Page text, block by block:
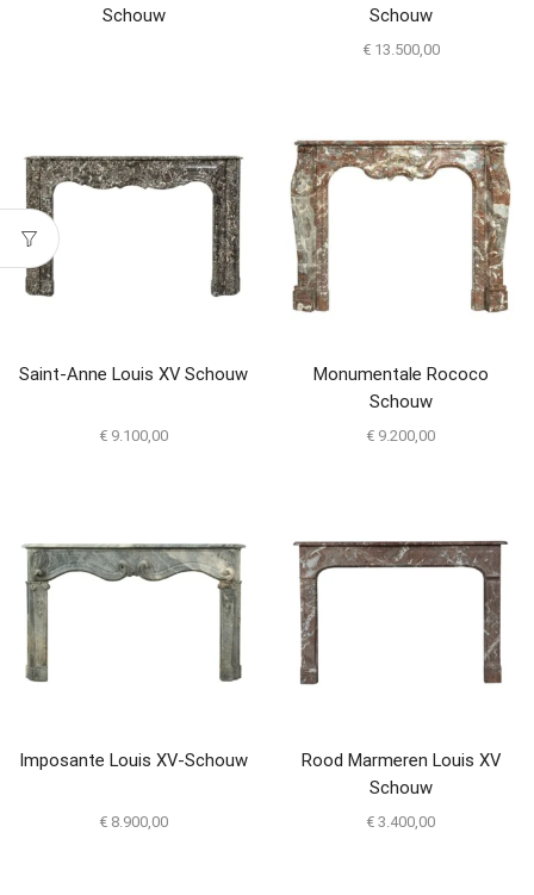
Schouw
Schouw
€13.500,00
Saint-Anne Louis XV Schouw
€ 9.100,00
Monumentale Rococo
Schouw
€ 9.200,00
Imposante Louis XV-Schouw
€ 8.900,00
Rood Marmeren Louis XV
Schouw
€ 3.400,00